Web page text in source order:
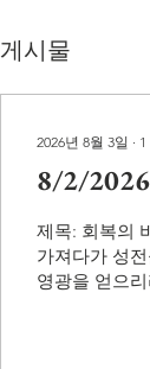
게시물
2026년 8월 3일 ∙ 1
8/2/
제목: 회복의
가져다가 성
영광을 얻으